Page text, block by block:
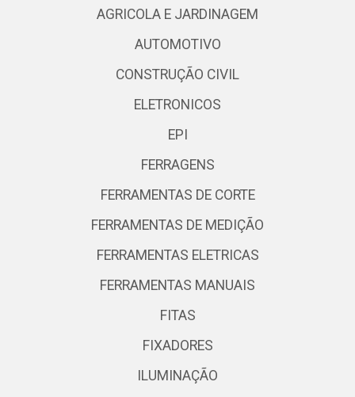
AGRICOLA E JARDINAGEM
AUTOMOTIVO
CONSTRUÇÃO CIVIL
ELETRONICOS
EPI
FERRAGENS
FERRAMENTAS DE CORTE
FERRAMENTAS DE MEDIÇÃO
FERRAMENTAS ELETRICAS
FERRAMENTAS MANUAIS
FITAS
FIXADORES
ILUMINAÇÃO